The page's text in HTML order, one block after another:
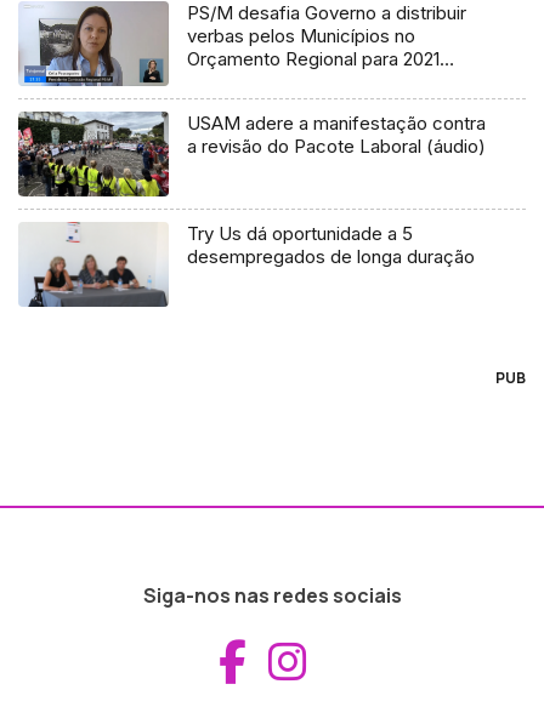
PS/M desafia Governo a distribuir
verbas pelos Municípios no
Orçamento Regional para 2021
USAM adere a manifestação contra
a revisão do Pacote Laboral (áudio)
Try Us dá oportunidade a 5
desempregados de longa duração
PUB
Siga-nos nas redes sociais
Aceder ao